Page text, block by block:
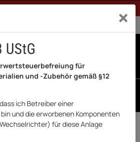
(Privatkunden)Exklusiv
& Elektronik
für
und -Zubehör gemäß §12
ich Betreiber einer
und die erworbenen Komponenten
für diese Anlage